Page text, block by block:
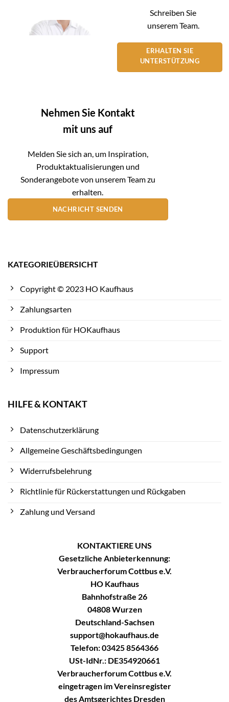
Schreiben Sie
unserem Team.
ERHALTEN SIE
UNTERSTÜTZUNG
Nehmen Sie Kontakt
mit uns auf
Melden Sie sich an, um Inspiration,
Produktaktualisierungen und
Sonderangebote von unserem Team zu
erhalten.
NACHRICHT SENDEN
KATEGORIEÜBERSICHT
Copyright © 2023 HO Kaufhaus
Zahlungsarten
Produktion für HOKaufhaus
Support
Impressum
HILFE & KONTAKT
Datenschutzerklärung
Allgemeine Geschäftsbedingungen
Widerrufsbelehrung
Richtlinie für Rückerstattungen und Rückgaben
Zahlung und Versand
KONTAKTIERE UNS
Gesetzliche Anbieterkennung:
Verbraucherforum Cottbus e.V.
HO Kaufhaus
Bahnhofstraße 26
04808 Wurzen
Deutschland-Sachsen
support@hokaufhaus.de
Telefon: 03425 8564366
USt-IdNr.: DE354920661
Verbraucherforum Cottbus e.V.
eingetragen im Vereinsregister
des Amtsgerichtes Dresden